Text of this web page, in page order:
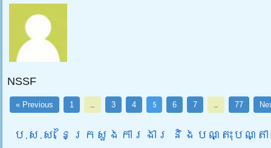
NSSF
« Previous 1 … 3 4 5 6 7 … 77
ប.ស.ស. នៃក្រសួងការងារ និងបណ្តុះបណ្ត